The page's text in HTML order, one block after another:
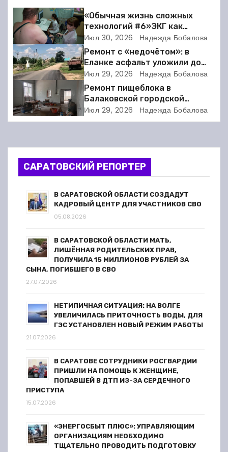
и
г
а
ц
и
я
о
з
«Обычная жизнь сложных
технологий #6»ЭКГ как
искусство: когда ритм жизни
требует расшифровки
Июл 30, 2026 Надежда Бобалова
Ремонт с «недочётом»: в
Еланке асфальт уложили до
школы, но не дошли 30 метров
Июл 29, 2026 Надежда Бобалова
Ремонт пищеблока в
Балаковской городской
клинической больнице
выходит на финишную прямую
Июл 29, 2026 Надежда Бобалова
САРАТОВСКИЙ РЕПОРТЕР
В САРАТОВСКОЙ ОБЛАСТИ СОЗДАДУТ
КАДРОВЫЙ ЦЕНТР ДЛЯ УЧАСТНИКОВ СВО
05.08.2026
В САРАТОВСКОЙ ОБЛАСТИ МАТЬ,
ЛИШЁННАЯ РОДИТЕЛЬСКИХ ПРАВ,
ПОЛУЧИЛА 15 МИЛЛИОНОВ РУБЛЕЙ ЗА
СЫНА, ПОГИБШЕГО В СВО
27.07.2026
НЕТИПИЧНАЯ СИТУАЦИЯ: НА ВОЛГЕ
УВЕЛИЧИЛАСЬ ПРИТОЧНОСТЬ ВОДЫ, ДЛЯ
ГЭС УСТАНОВЛЕН НОВЫЙ РЕЖИМ РАБОТЫ
21.07.2026
В САРАТОВЕ СОТРУДНИКИ РОСГВАРДИИ
ПРИШЛИ НА ПОМОЩЬ К ЖЕНЩИНЕ,
ПОПАВШЕЙ В ДТП ИЗ-ЗА СЕРДЕЧНОГО
ПРИСТУПА
15.07.2026
«ЭНЕРГОСБЫТ ПЛЮС»: УПРАВЛЯЮЩИМ
ОРГАНИЗАЦИЯМ НЕОБХОДИМО
ТЩАТЕЛЬНО ПРОВОДИТЬ ПОДГОТОВКУ